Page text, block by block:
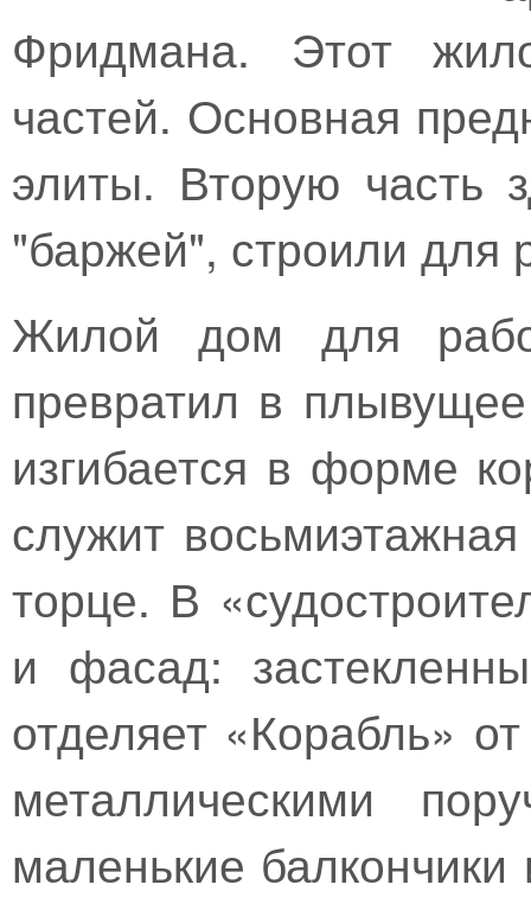
Фридмана. Этот
частей. Основная
элиты. Вторую часть
"баржей", строили для
Жилой дом для
превратил в
изгибается в форме
служит
торце. В
и фасад:
отделяет «Корабль»
металлическими
маленькие